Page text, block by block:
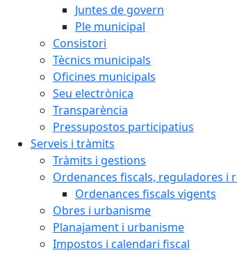
Juntes de govern
Ple municipal
Consistori
Tècnics municipals
Oficines municipals
Seu electrònica
Transparència
Pressupostos participatius
Serveis i tràmits
Tràmits i gestions
Ordenances fiscals, reguladores i
Ordenances fiscals vigents
Obres i urbanisme
Planajament i urbanisme
Impostos i calendari fiscal